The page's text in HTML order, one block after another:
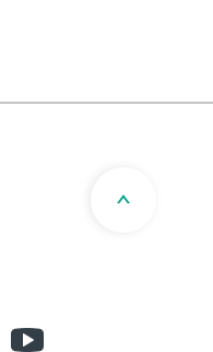
Facebook